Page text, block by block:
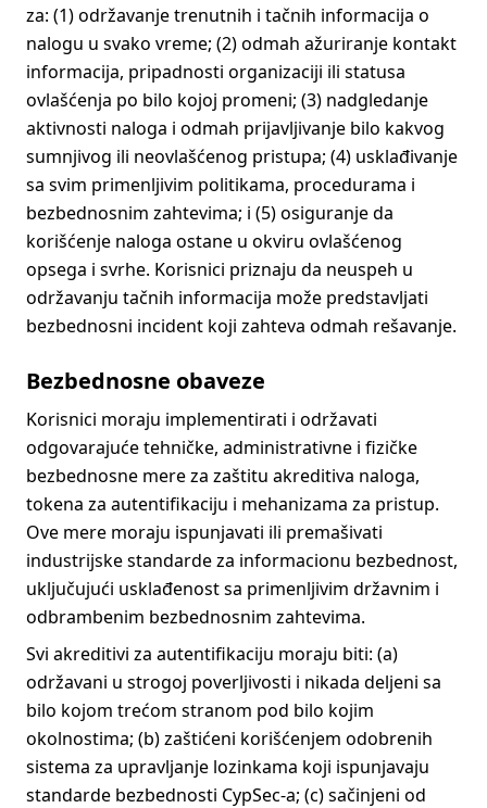
za: (1) održavanje trenutnih i tačnih informacija o
nalogu u svako vreme; (2) odmah ažuriranje kontakt
informacija, pripadnosti organizaciji ili statusa
ovlašćenja po bilo kojoj promeni; (3) nadgledanje
aktivnosti naloga i odmah prijavljivanje bilo kakvog
sumnjivog ili neovlašćenog pristupa; (4) usklađivanje
sa svim primenljivim politikama, procedurama i
bezbednosnim zahtevima; i (5) osiguranje da
korišćenje naloga ostane u okviru ovlašćenog
opsega i svrhe. Korisnici priznaju da neuspeh u
održavanju tačnih informacija može predstavljati
bezbednosni incident koji zahteva odmah rešavanje.
Bezbednosne obaveze
Korisnici moraju implementirati i održavati
odgovarajuće tehničke, administrativne i fizičke
bezbednosne mere za zaštitu akreditiva naloga,
tokena za autentifikaciju i mehanizama za pristup.
Ove mere moraju ispunjavati ili premašivati
industrijske standarde za informacionu bezbednost,
uključujući usklađenost sa primenljivim državnim i
odbrambenim bezbednosnim zahtevima.
Svi akreditivi za autentifikaciju moraju biti: (a)
održavani u strogoj poverljivosti i nikada deljeni sa
bilo kojom trećom stranom pod bilo kojim
okolnostima; (b) zaštićeni korišćenjem odobrenih
sistema za upravljanje lozinkama koji ispunjavaju
standarde bezbednosti CypSec-a; (c) sačinjeni od